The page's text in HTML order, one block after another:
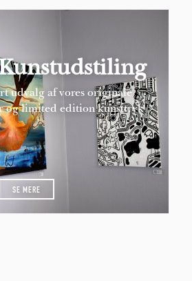
udvalg af vores originale
og limited edition kunsttryk
SE MERE